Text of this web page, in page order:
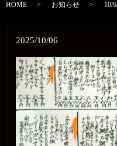
HOME お知らせ 10/
2025/10/06